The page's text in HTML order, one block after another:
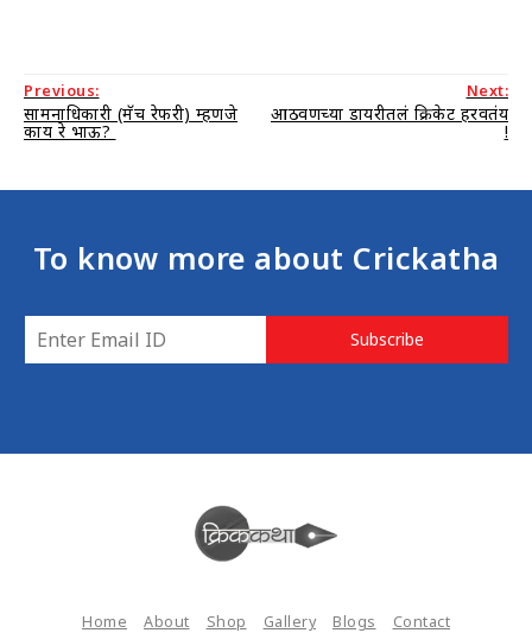
Post
navigation
Previous:
सामनाधिकारी (मॅच रेफरी) म्हणजे
काय रे भाऊ?
Next:
आठवणींच्या डायरीतलं क्रिकेट हरवतंय
!
To know more about Crickatha
m
Subscribe
Home About Shop Gallery Blogs Contact